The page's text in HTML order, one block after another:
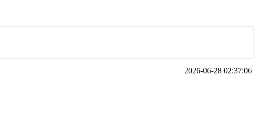
2026-06-28 02:37:06